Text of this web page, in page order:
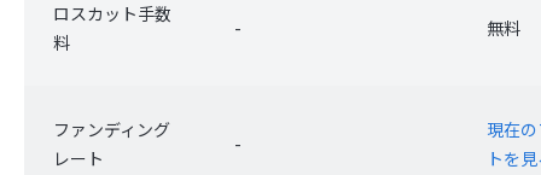
ロスカット手数
料
- 無料
ファンディング
レート
-
現在
トを